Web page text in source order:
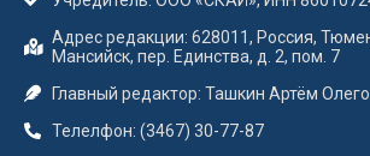
Адрес редакции: 628011, Россия,
Мансийск, пер. Единства, д. 2, пом. 7
Главный редактор: Ташкин Артём
Телелфон: (3467) 30-77-87